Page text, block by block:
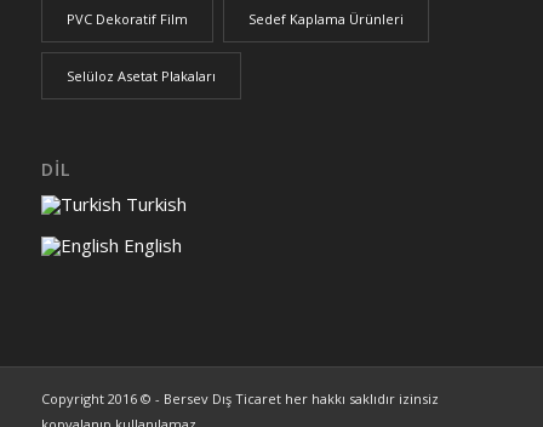
PVC Dekoratif Film Sedef Kaplama Ürünleri
Selüloz Asetat Plakaları
DİL
Turkish
English
Copyright 2016 © - Bersev Dış Ticaret her hakkı saklıdır izinsiz